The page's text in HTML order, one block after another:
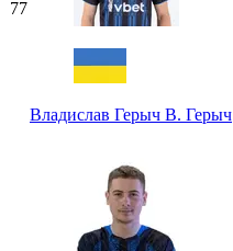
77
Владислав Герыч В. Герыч